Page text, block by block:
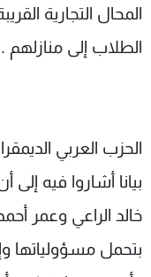
المحال التجارية
الطلاب إلى منازلهم .
الحزب العربي
بيانا أشاروا فيه
خالد الراعي وعمر
بتحمل مسؤولياتها